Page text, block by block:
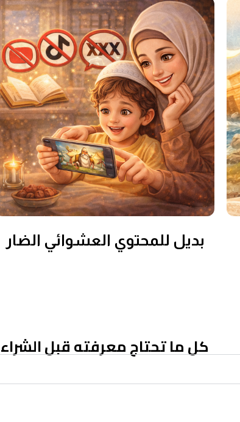
بديل للمحتوي العشوائي الضار
كل ما تحتاج معرفته قبل الشراء